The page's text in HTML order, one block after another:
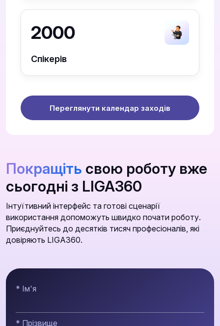
2000
Спікерів
Переглянути календар заходів
Покращіть свою роботу вже
сьогодні з LIGA360
Інтуїтивний інтерфейс та готові сценарії
використання допоможуть швидко почати роботу.
Приєднуйтесь до десятків тисяч професіоналів, які
довіряють LIGA360.
* Ім'я
* Прізвище